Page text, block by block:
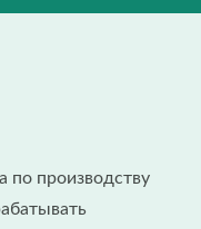
по производству